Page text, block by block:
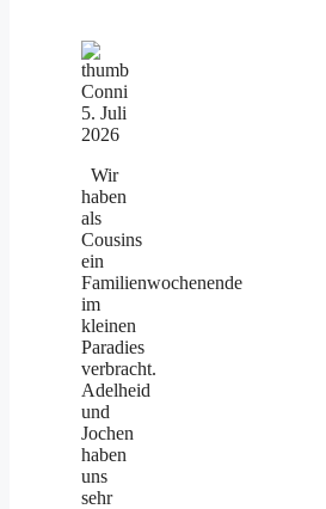
Conni
5. Juli
2026
Wir
haben
als
Cousins
ein
Familienwochenende
im
kleinen
Paradies
verbracht.
Adelheid
und
Jochen
haben
uns
sehr